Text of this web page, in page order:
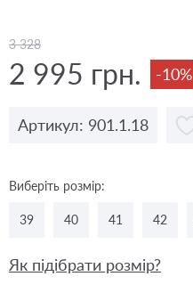
3 328
2 995 грн. -10%
Артикул: 901.1.18
Виберіть розмір:
39 40 41 42
Як підібрати розмір?